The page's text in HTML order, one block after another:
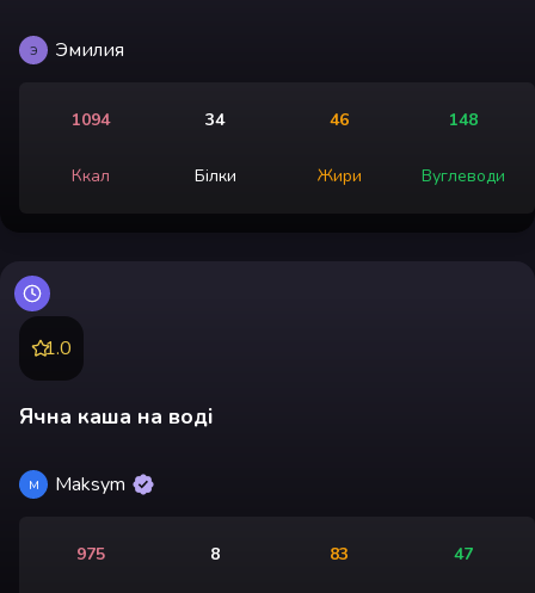
Э Эмилия
1094
Ккал
34
Білки
46
Жири
148
Вуглеводи
1.0
Ячна каша на воді
M Maksym
975 8 83 47